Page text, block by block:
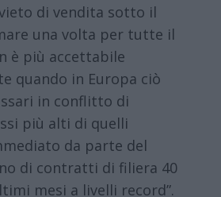
di vendita sotto il
una volta per tutte il
è più accettabile
quando in Europa ciò
in conflitto di
più alti di quelli
da parte del
di contratti di filiera 40
mesi a livelli record”.